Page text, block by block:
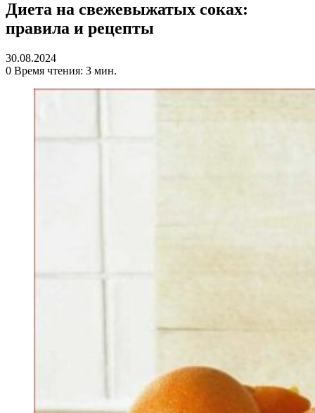
Диета на свежевыжатых соках:
правила и рецепты
30.08.2024
0 Время чтения: 3 мин.